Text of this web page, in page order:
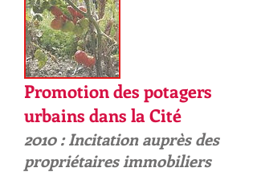
Promotion des potagers
urbains dans la Cité
2010 : Incitation auprès des
propriétaires immobiliers